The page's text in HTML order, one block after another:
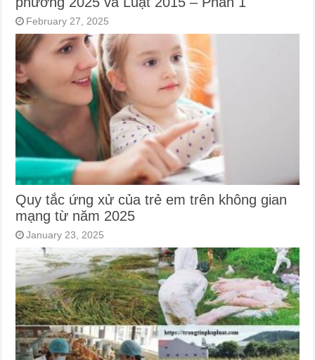
February 27, 2025
Quy tắc ứng xử của trẻ em trên không gian
mạng từ năm 2025
January 23, 2025